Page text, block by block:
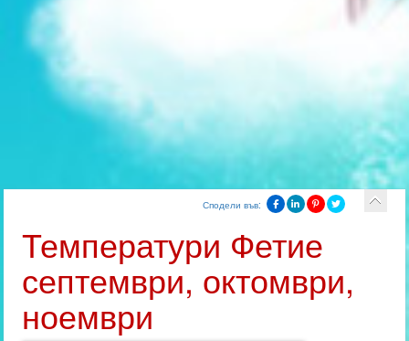
Сподели във:
Температури Фетие
септември, октомври,
ноември